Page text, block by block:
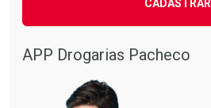
CADASTRAR
APP Drogarias Pacheco